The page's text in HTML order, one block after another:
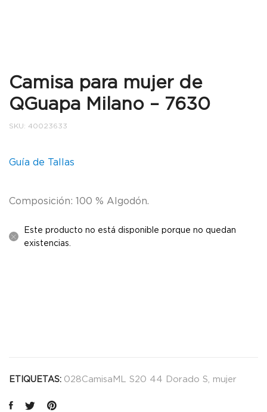
Camisa para mujer de
QGuapa Milano – 7630
SKU: 40023633
Guía de Tallas
Composición: 100 % Algodón.
Este producto no está disponible porque no quedan
existencias.
ETIQUETAS: 028CamisaML S20 44 Dorado S mujer